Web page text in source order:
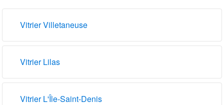
Vitrier Villetaneuse
Vitrier Lilas
Vitrier L'Île-Saint-Denis